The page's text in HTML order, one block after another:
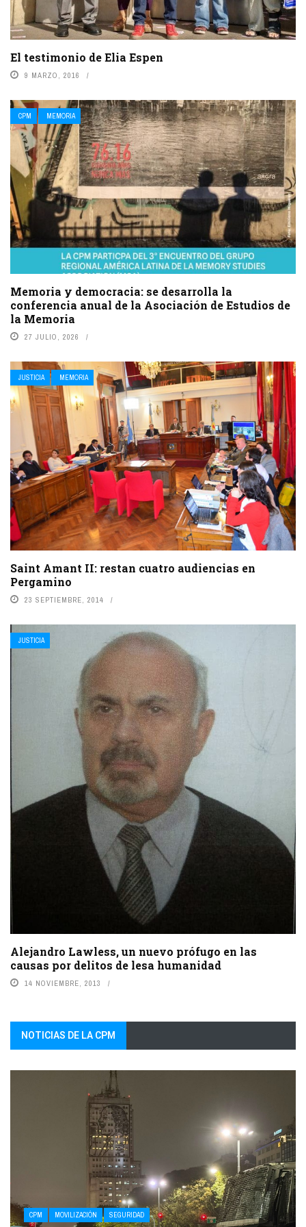
El testimonio de Elia Espen
9 MARZO, 2016
CPM MEMORIA
Memoria y democracia: se desarrolla la
conferencia anual de la Asociación de Estudios de
la Memoria
27 JULIO, 2026
JUSTICIA MEMORIA
Saint Amant II: restan cuatro audiencias en
Pergamino
23 SEPTIEMBRE, 2014
JUSTICIA
Alejandro Lawless, un nuevo prófugo en las
causas por delitos de lesa humanidad
14 NOVIEMBRE, 2013
NOTICIAS DE LA CPM
CPM MOVILIZACIÓN SEGURIDAD